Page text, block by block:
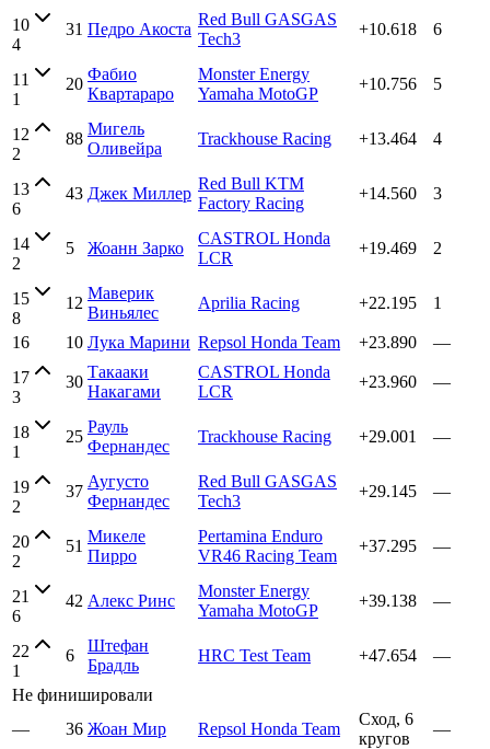
10
4
31 Педро Акоста
Red Bull GASGAS
Tech3
+10.618 6
11
1
20
Фабио
Квартараро
Monster Energy
Yamaha MotoGP
+10.756 5
12
2
88
Мигель
Оливейра
Trackhouse Racing +13.464 4
13
6
43 Джек Миллер
Red Bull KTM
Factory Racing
+14.560 3
14
2
5 Жоанн Зарко
CASTROL Honda
LCR
+19.469 2
15
8
12
Маверик
Виньялес
Aprilia Racing +22.195 1
16 10 Лука Марини Repsol Honda Team +23.890
—
17
3
30
Такааки
Накагами
CASTROL Honda
LCR
+23.960 —
18
1
25
Рауль
Фернандес
Trackhouse Racing +29.001 —
19
2
37
Аугусто
Фернандес
Red Bull GASGAS
Tech3
+29.145 —
20
2
51
Микеле
Пирро
Pertamina Enduro
VR46 Racing Team
+37.295 —
21
6
42 Алекс Ринс
Monster Energy
Yamaha MotoGP
+39.138 —
22
1
6
Штефан
Брадль
HRC Test Team +47.654 —
Не финишировали
—
36 Жоан Мир Repsol Honda Team
Сход, 6
кругов
—